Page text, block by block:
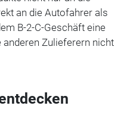
an die Autofahrer als
B-2-C-Geschäft eine
anderen Zulieferern nicht